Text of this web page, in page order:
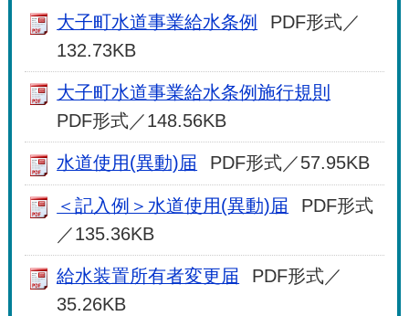
大子町水道事業給水条例
PDF形式／
132.73KB
大子町水道事業給水条例施行規則
PDF形式／148.56KB
水道使用(異動)届 PDF形式／57.95KB
＜記入例＞水道使用(異動)届
PDF形式
／135.36KB
給水装置所有者変更届
PDF形式／
35.26KB